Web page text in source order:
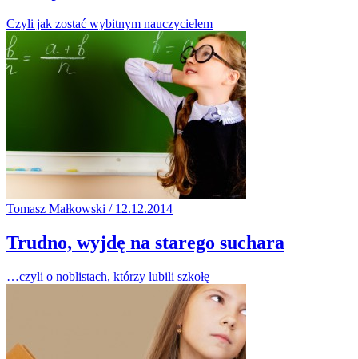
Czyli jak zostać wybitnym nauczycielem
Tomasz Małkowski / 12.12.2014
Trudno, wyjdę na starego suchara
…czyli o noblistach, którzy lubili szkołę